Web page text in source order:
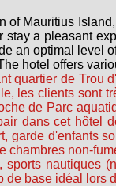
of Mauritius
stay a pleasant
an optimal level
hotel offers
quartier de Trou
les clients sont
de Parc
dans cet hôtel
garde d'enfants
chambres non-
sports nautiques
de base idéal lors